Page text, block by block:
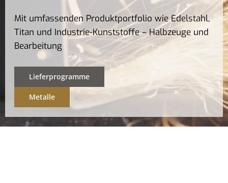
Mit umfassenden Produktportfolio wie Edelstahl,
Titan und Industrie-Kunststoffe – Halbzeuge und
Bearbeitung
Lieferprogramme
Metalle